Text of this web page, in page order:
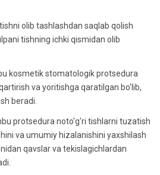
olib tashlashdan saqlab qolish
tishning ichki qismidan olib
kosmetik stomatologik protsedura
va yoritishga qaratilgan bo'lib,
beradi.
protsedura noto'g'ri tishlarni tuzatish
va umumiy hizalanishini yaxshilash
qavslar va tekislagichlardan